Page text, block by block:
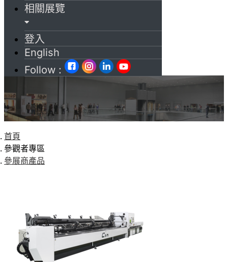
相關展覽
登入
English
Follow :
首頁
參觀者專區
參展商產品